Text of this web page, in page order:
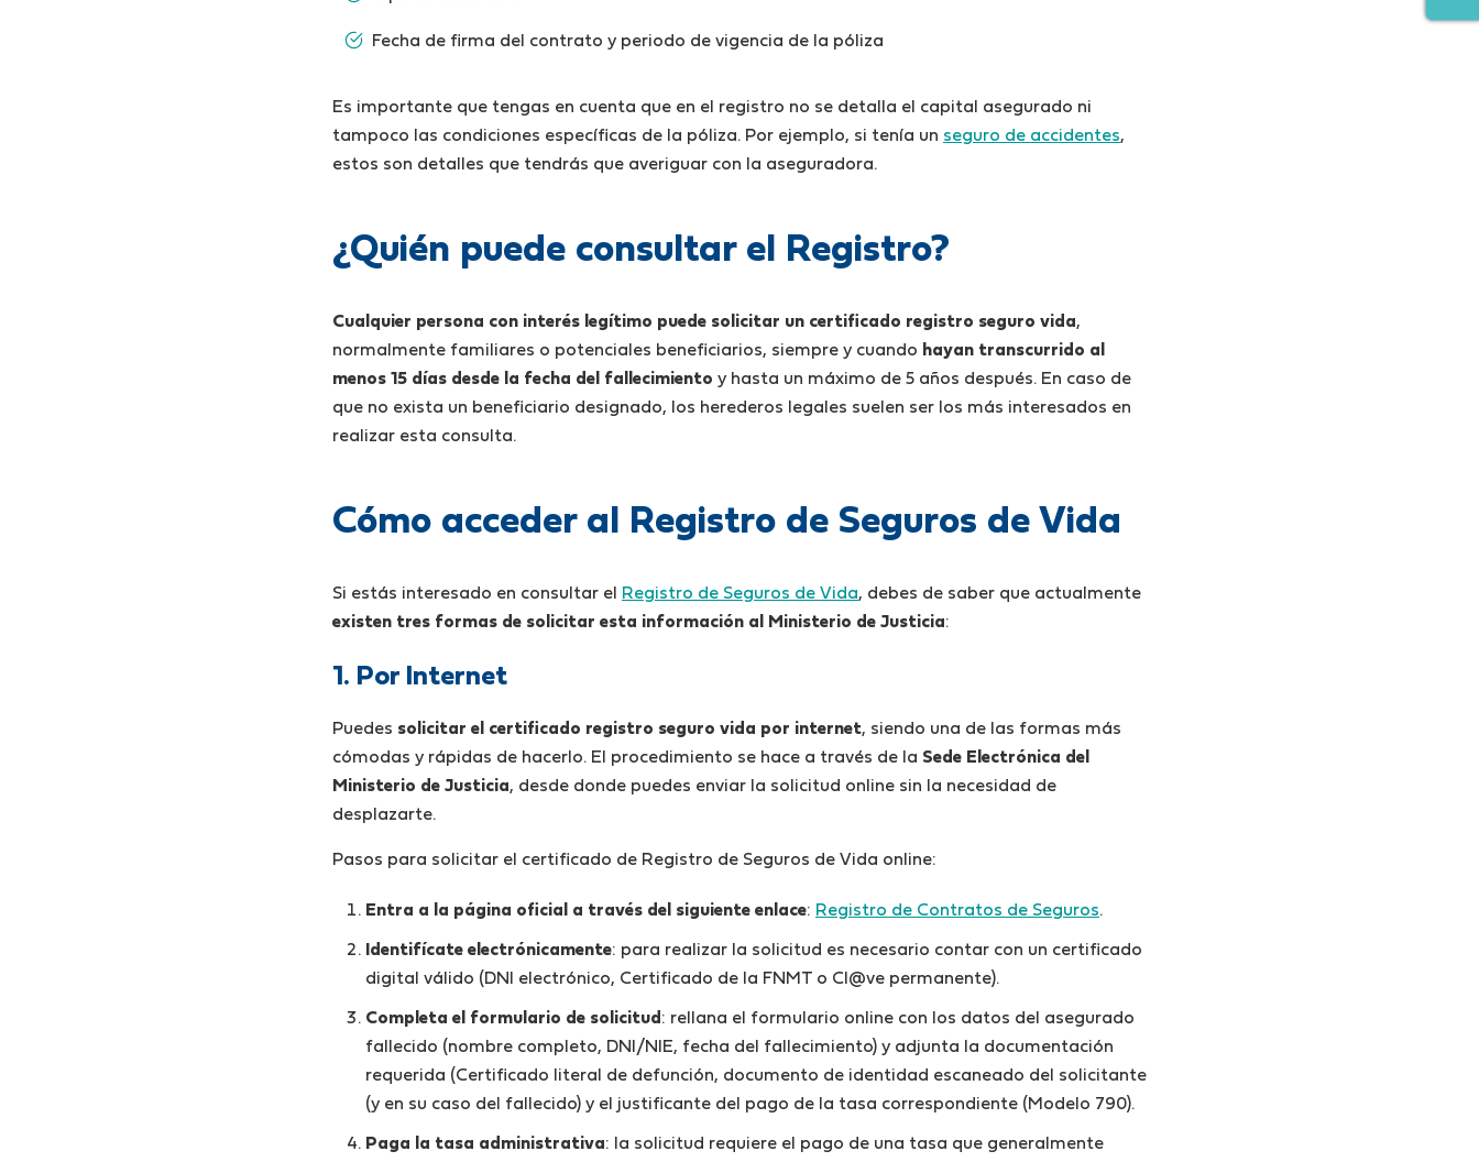
Fecha de firma del contrato y periodo de vigencia de la póliza
Es importante que tengas en cuenta que en el registro no se detalla el capital asegurado ni
tampoco las condiciones específicas de la póliza. Por ejemplo, si tenía un seguro de accidentes,
estos son detalles que tendrás que averiguar con la aseguradora.
¿Quién puede consultar el Registro?
Cualquier persona con interés legítimo puede solicitar un certificado registro seguro vida,
normalmente familiares o potenciales beneficiarios, siempre y cuando hayan transcurrido al
menos 15 días desde la fecha del fallecimiento y hasta un máximo de 5 años después. En caso de
que no exista un beneficiario designado, los herederos legales suelen ser los más interesados en
realizar esta consulta.
Cómo acceder al Registro de Seguros de Vida
Si estás interesado en consultar el Registro de Seguros de Vida, debes de saber que actualmente
existen tres formas de solicitar esta información al Ministerio de Justicia:
1. Por Internet
Puedes solicitar el certificado registro seguro vida por internet, siendo una de las formas más
cómodas y rápidas de hacerlo. El procedimiento se hace a través de la Sede Electrónica del
Ministerio de Justicia, desde donde puedes enviar la solicitud online sin la necesidad de
desplazarte.
Pasos para solicitar el certificado de Registro de Seguros de Vida online:
Entra a la página oficial a través del siguiente enlace: Registro de Contratos de Seguros.
Identifícate electrónicamente: para realizar la solicitud es necesario contar con un certificado
digital válido (DNI electrónico, Certificado de la FNMT o Cl@ve permanente).
Completa el formulario de solicitud : rellana el formulario online con los datos del asegurado
fallecido (nombre completo, DNI/NIE, fecha del fallecimiento) y adjunta la documentación
requerida (Certificado literal de defunción, documento de identidad escaneado del solicitante
(y en su caso del fallecido) y el justificante del pago de la tasa correspondiente (Modelo 790).
Paga la tasa administrativa: la solicitud requiere el pago de una tasa que generalmente